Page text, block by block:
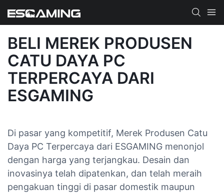
BELI MEREK PRODUSEN
CATU DAYA PC
TERPERCAYA DARI
ESGAMING
Di pasar yang kompetitif, Merek Produsen Catu
Daya PC Terpercaya dari ESGAMING menonjol
dengan harga yang terjangkau. Desain dan
inovasinya telah dipatenkan, dan telah meraih
pengakuan tinggi di pasar domestik maupun